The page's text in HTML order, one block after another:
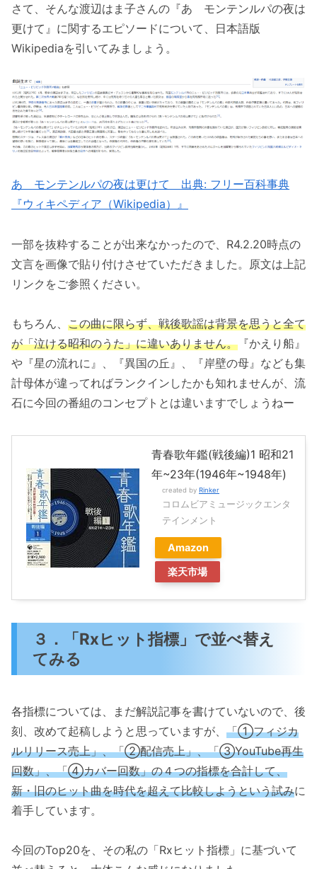
さて、そんな渡辺はま子さんの『あゝモンテンルパの夜は
更けて』に関するエピソードについて、日本語版
Wikipediaを引いてみましょう。
あゝモンテンルパの夜は更けて 出典: フリー百科事典
『ウィキペディア（Wikipedia）』
一部を抜粋することが出来なかったので、R4.2.20時点の
文言を画像で貼り付けさせていただきました。原文は上記
リンクをご参照ください。
もちろん、 この曲に限らず、戦後歌謡は背景を思うと全て
が「泣ける昭和のうた」に違いありません。 『かえり船』
や『星の流れに』、『異国の丘』、『岸壁の母』なども集
計母体が違ってればランクインしたかも知れませんが、流
石に今回の番組のコンセプトとは違いますでしょうねー
青春歌年鑑(戦後編)1 昭和21
年~23年(1946年~1948年)
created by Rinker
コロムビアミュージックエンタ
テインメント
Amazon
楽天市場
３．「Rxヒット指標」で並べ替え
てみる
各指標については、まだ解説記事を書けていないので、後
刻、改めて起稿しようと思っていますが、 「①フィジカ
ルリリース売上」、「②配信売上」、「③YouTube再生
回数」、「④カバー回数」の４つの指標を合計して、
新・旧のヒット曲を時代を超えて比較しようという試みに
着手しています。
今回のTop20を、その私の「Rxヒット指標」に基づいて